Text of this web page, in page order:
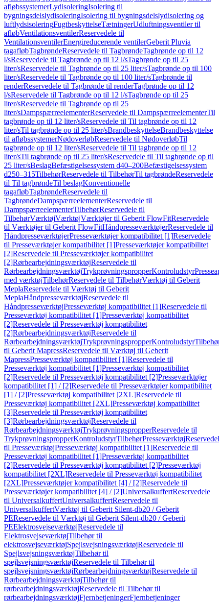
afløbssystemerLydisoleringIsolering til
bygningsdelslydisoleringIsolering til bygningsdelslydisolering og
luftlydsisoleringFugtbeskyttelseTætningerUdluftningsventiler til
afløbVentilationsventilerReservedele til
VentilationsventilerEnergireducerende ventilerGeberit Pluvia
tagafløbTagbrøndeReservedele til TagbrøndeTagbrønde op til 12
l/sReservedele til Tagbrønde op til 12 l/sTagbrønde op til 25
liter/sReservedele til Tagbrønde op til 25 liter/sTagbrønde op til 100
liter/sReservedele til Tagbrønde op til 100 liter/sTagbrønde til
renderReservedele til Tagbrønde til renderTagbrønde op til 12
l/sReservedele til Tagbrønde op til 12 l/sTagbrønde op til 25
liter/sReservedele til Tagbrønde op til 25
liter/sDampspærreelementerReservedele til DampspærreelementerTil
tagbrønde op til 12 liter/sReservedele til Til tagbrønde op til 12
liter/sTil tagbrønde op til 25 liter/sBrandbeskyttelseBrandbeskyttelse
til afløbssystemerNødoverløbReservedele til NødoverløbTil
tagbrønde op til 12 liter/sReservedele til Til tagbrønde op til 12
liter/sTil tagbrønde op til 25 liter/sReservedele til Til tagbrønde op til
25 liter/sBeslagBefæstigelsessystem d40–200Befæstigelsessystem
d250–315TilbehørReservedele til TilbehørTil tagbrøndeReservedele
til Til tagbrøndeTil beslagKonventionelle
tagafløbTagbrøndeReservedele til
TagbrøndeDampspærreelementerReservedele til
DampspærreelementerTilbehørReservedele til
TilbehørVærktøjVærktøjVærktøjer til Geberit FlowFitReservedele
til Værktøjer til Geberit FlowFitHåndpresseværktøjerReservedele til
HåndpresseværktøjerPresseværktøjer kompatibilitet [1]Reservedele
til Presseværktøjer kompatibilitet [1]Presseværktøjer kompatibilitet
[2]Reservedele til Presseværktøjer kompatibilitet
[2]RørbearbejdningsværktøjReservedele til
RørbearbejdningsværktøjTrykprøvningspropperKontroludstyr
med værktøjTilbehørReservedele til TilbehørVærktøj til Geberit
MeplaReservedele til Værktøj til Geberit
MeplaHåndpresseværktøjReservedele til
HåndpresseværktøjPresseværktøj kompatibilitet [1]Reservedele til
Presseværktøj kompatibilitet [1]Presseværktøj kompatibilitet
[2]Reservedele til Presseværktøj kompatibilitet
[2]RørbearbejdningsværktøjReservedele til
RørbearbejdningsværktøjTrykprøvningspropperKontroludstyr
til Geberit MapressReservedele til Værktøj til Geberit
MapressPresseværktøj kompatibilitet [1]Reservedele til
Presseværktøj kompatibilitet [1]Presseværktøj kompatibilitet
[2]Reservedele til Presseværktøj kompatibilitet [2]Presseværktøjer
kompatibilitet [1] / [2]Reservedele til Presseværktøjer kompatibilitet
[1] / [2]Presseværktøj kompatibilitet [2XL]Reservedele til
Presseværktøj kompatibilitet [2XL]Presseværktøj kompatibilitet
[3]Reservedele til Presseværktøj kompatibilitet
[3]RørbearbejdningsværktøjReservedele til
RørbearbejdningsværktøjTrykprøvningspropperReservedele til
TrykprøvningspropperKontroludstyrTilbehørPresseværktøj
til PresseværktøjPresseværktøj kompatibilitet [1]Reservedele til
Presseværktøj kompatibilitet [1]Presseværktøj kompatibilitet
[2]Reservedele til Presseværktøj kompatibilitet [2]Presseværktøj
kompatibilitet [2XL]Reservedele til Presseværktøj kompatibilitet
[2XL]Presseværktøjer kompatibilitet [4] / [2]Reservedele til
Presseværktøjer kompatibilitet [4] / [2]UniversalkuffertReservedele
til UniversalkuffertUniversalkuffertReservedele til
UniversalkuffertVærktøj til Geberit Silent-db20 / Geberit
PEReservedele til Værktøj til Geberit Silent-db20 / Geberit
PEElektrosvejseværktøjReservedele til
ElektrosvejseværktøjTilbehør til
elektrosvejseværktøjSpejlsvejsningsværktøjReservedele til
SpejlsvejsningsværktøjTilbehør til
spejlsvejsningsværktøjReservedele til Tilbehør til
spejlsvejsningsværktøjRørbearbejdningsværktøjReservedele til
RørbearbejdningsværktøjTilbehør til
rørbearbejdningsværktøjReservedele til Tilbehør til
rørbearbejdningsværktøjFjernbetjeningerFjernbetjeninger